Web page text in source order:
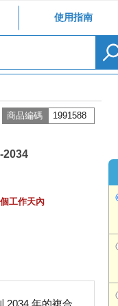
使用指南
商品編碼 1991588
2034
工作天內